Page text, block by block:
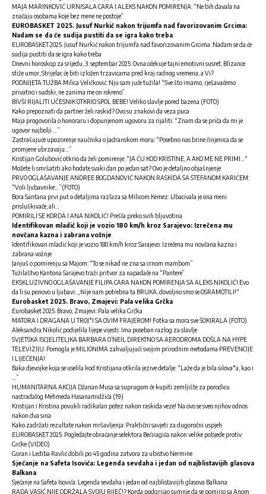
MAJA MARINKOVIĆ URNISALA CARA I ALEKS NAKON POMIRENJA: “Ne bih davala na
značaju osobama koje bez mene ne postoje”
EUROBASKET 2025. Jusuf Nurkić nakon trijumfa nad favorizovanim Grcima:
Nadam se da će sudija pustiti da se igra kako treba
EUROBASKET 2025. Jusuf Nurkić nakon trijumfa nad favorizovanim Grcima: Nadam se da će
sudija pustiti da se igra kako treba
Dnevni horoskop za srijedu, 3. septembar 2025: Ovna očekuje tajni emotivni susret, Blizance
stiže umor, Strijelac će biti izložen trzavicama pred kraj radnog vremena, a Vi?
PODNIJETA TUŽBA Milica Veličković: Nju sam juče tužila! “Sve što imamo, rješavaćemo
privatno i sudski, ne zanima me on iskreno”
BIVŠI RIJALITI UČESNIK OTKRIO SPOL BEBE! Veliko slavlje pored bazena (FOTO)
Kako prepoznati da partner želi raskid? Ovo su znakovi da veza puca
Maja progovorila o honoraru i dopunjenom ugovoru za rijaliti: “Znam da se priča da mi je
ugovor najbolji …”
Zastrašujuće upozorenje naučnika o Jadranskom moru: “Posebno nas brine činjenica da se
promjene ubrzavaju…”
Kristijan Golubović otkrio da želi pomirenje: “JA ĆU KOD KRISTINE, A AKO ME NE PRIMI…“
Možete li smršatiti ako hodate svaki dan po jedan sat? Ovo je detaljno objašnjenje
PRVO OGLAŠAVANJE ANDREE BOGDANOVIĆ NAKON RASKIDA SA STEFANOM KARIĆEM:
“Voli ljubavnike…”(FOTO)
Bora Santana prvi put o detaljima razlaza sa Milicom Kemez: Ubacivala je ona meni
prisluškivače, ali…
POMIRILI SE KORDA I ANA NIKOLIĆ! Prešla preko svih bljuvotina
Identifikovan mladić koji je vozio 180 km/h kroz Sarajevo: Izrečena mu
novčana kazna i zabrana vožnje
Identifikovan mladić koji je vozio 180 km/h kroz Sarajevo: Izrečena mu novčana kazna i
zabrana vožnje
Janjuš o pomirenju sa Majom: “To se nikad ne zna sa crnom mambom”
Tužilaštvo Kantona Sarajevo traži pritvor za napadače na “Pantere”
EKSKLUZIVNO OGLAŠAVANJE FILIPA CARA NAKON POMIRENJA SA ALEKS NIKOLIĆ! Evo
da li su ponovo u ljubavi: „Nije nam potrebna ta BRUKA, dovoljno smo se OSRAMOTILI!“
Eurobasket 2025. Bravo, Zmajevi: Pala velika Grčka
Eurobasket 2025. Bravo, Zmajevi: Pala velika Grčka
MATORA I DRAGANA U TROJ*I SA OVIM FRAJEROM! Fotka sa mora sve ŠOKIRALA (FOTO)
Aleksandra Nikolić podijelila lijepe vijesti: Ima poseban razlog za slavlje
SVJETSKA ISCJELITELJKA BARBARA O’NEIL DIREKTNO SA AERODROMA DOŠLA NA HYPE
TELEVIZIJU: Pomogla je MILIONIMA zahvaljujući svojim prirodnim metodama PREVENCIJE
I LIJEČENJA!
Baka djevojke koja se uselila kod Kristijana otkrila jezive detalje: “Laže da je bila silova*a, kao i
…”
HUMANITARNA AKCIJA Džanan Musa sa suprugom će kupiti zemljište za porodicu
nastradalog Mehmeda Hasanamidžića (19)
Kristijan i Kristina povukli radikalan potez nakon raskida veze! Na ovo se sveo njihov odnos
nakon dva sina
Kako zadržati rezultate nakon mršavljenja: Praktični savjeti za dugoročni uspjeh
EUROBASKET 2025. Pogledajte obraćanje selektora Bećiragića nakon velike pobjede protiv
Grčke (VIDEO)
Goran i Leđiba Ravlić dobili po 45 godina zatvora za ubistvo Nermine
Sjećanje na Safeta Isovića: Legenda sevdaha i jedan od najblistavijih glasova
Balkana
Sjećanje na Safeta Isovića: Legenda sevdaha i jedan od najblistavijih glasova Balkana
RADA VASIĆ NIJE ODRŽALA SVOJU RIJEČ!? Korda podgrijao sumnje da se pomirio sa Anom